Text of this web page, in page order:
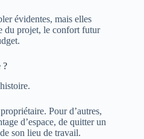
évidentes, mais elles
du projet, le confort futur
?
Pour d’autres,
d’espace, de quitter un
son lieu de travail.